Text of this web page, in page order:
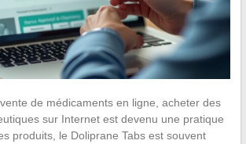
de médicaments en ligne, acheter des
sur Internet est devenu une pratique
produits, le Doliprane Tabs est souvent